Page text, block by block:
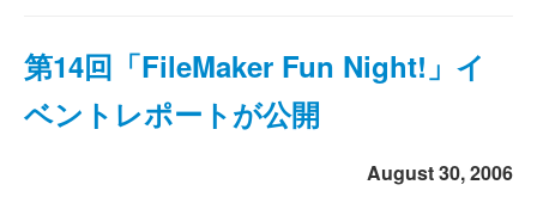
第14回「FileMaker Fun Night!」イ
ベントレポートが公開
August 30, 2006